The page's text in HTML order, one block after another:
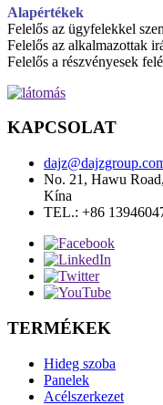
Alapértékek
Felelős az ügyfelekkel
Felelős az alkalmazottak
Felelős a részvényesek felé
KAPCSOLAT
No. 21, Hawu
Kína
TEL.: +86
TERMÉKEK
Hideg szoba
Panelek
Acélszerkezet